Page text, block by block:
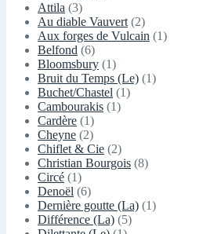
Attila (3)
Au diable Vauvert (2)
Aux forges de Vulcain (1)
Belfond (6)
Bloomsbury (1)
Bruit du Temps (Le) (1)
Buchet/Chastel (1)
Cambourakis (1)
Cardère (1)
Cheyne (2)
Chiflet & Cie (2)
Christian Bourgois (8)
Circé (1)
Denoël (6)
Dernière goutte (La) (1)
Différence (La) (5)